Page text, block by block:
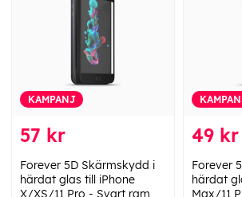
KAMPANJ
57 kr
Forever 5D Skärmskydd i
härdat glas till iPhone
X/XS/11 Pro - Svart ram
49 kr
Forever
härdat
Max/11